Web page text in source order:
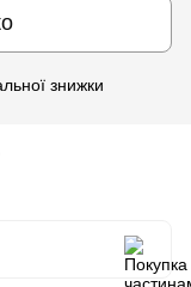
знижки